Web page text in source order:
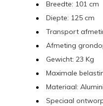
Breedte: 101 cm
Diepte: 125 cm
Transport
Afmeting
Gewicht: 23 Kg
Maximale
Materiaal:
Speciaal